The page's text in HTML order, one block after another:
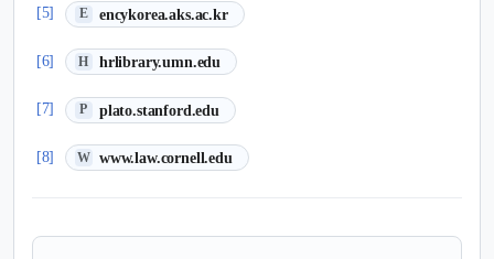
[5] E encykorea.aks.ac.kr
(새 탭에서 열림)
[6] H hrlibrary.umn.edu
(새 탭에서 열림)
[7] P plato.stanford.edu
(새 탭에서 열림)
[8] W www.law.cornell.edu
(새 탭에서 열림)